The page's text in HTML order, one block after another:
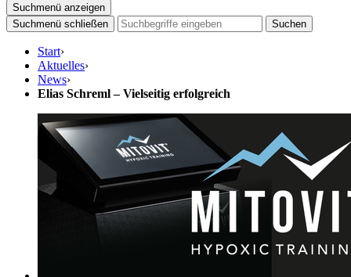
Suchmenü anzeigen
Suchmenü schließen
Suchen
Start›
Aktuelles›
News›
Elias Schreml – Vielseitig erfolgreich